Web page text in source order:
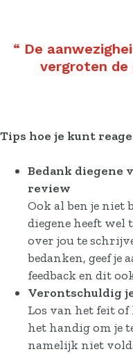
“ De
vergroten de
Tips hoe je kunt
Bedank diegene
review
Ook al ben je niet
diegene heeft wel
over jou te
bedanken, geef je
feedback en dit
Verontschuldig
Los van het feit
het handig om je
namelijk niet